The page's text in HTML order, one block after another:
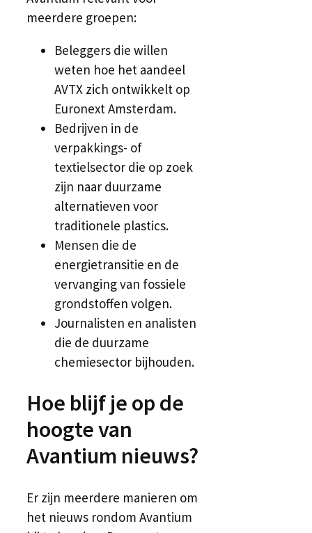
meerdere groepen:
Beleggers die willen
weten hoe het aandeel
AVTX zich ontwikkelt op
Euronext Amsterdam.
Bedrijven in de
verpakkings- of
textielsector die op zoek
zijn naar duurzame
alternatieven voor
traditionele plastics.
Mensen die de
energietransitie en de
vervanging van fossiele
grondstoffen volgen.
Journalisten en analisten
die de duurzame
chemiesector bijhouden.
Hoe blijf je op de
hoogte van
Avantium nieuws?
Er zijn meerdere manieren om
het nieuws rondom Avantium